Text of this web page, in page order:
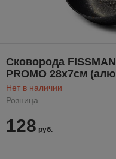
Cковорода
PROMO 28x7см
Нет в наличии
Розница
128 руб.